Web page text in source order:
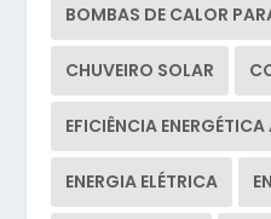
BOMBAS DE CALOR
CHUVEIRO SOLAR
EFICIÊNCIA
ENERGIA ELÉTRICA